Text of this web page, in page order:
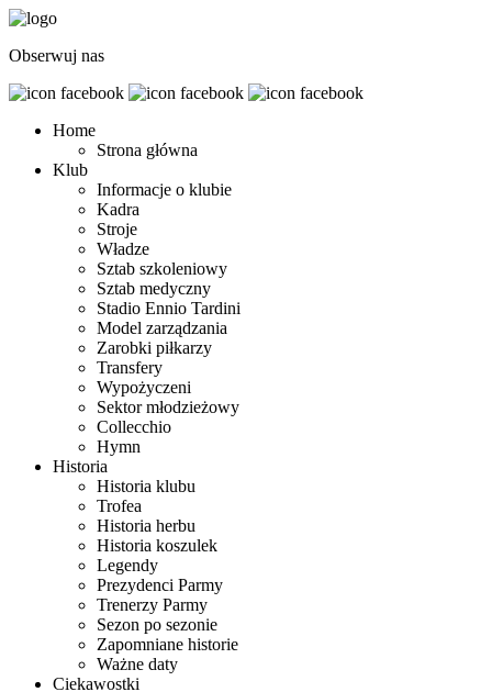
Obserwuj nas
Home
Strona główna
Klub
Informacje o klubie
Kadra
Stroje
Władze
Sztab szkoleniowy
Sztab medyczny
Stadio Ennio Tardini
Model zarządzania
Zarobki piłkarzy
Transfery
Wypożyczeni
Sektor młodzieżowy
Collecchio
Hymn
Historia
Historia klubu
Trofea
Historia herbu
Historia koszulek
Legendy
Prezydenci Parmy
Trenerzy Parmy
Sezon po sezonie
Zapomniane historie
Ważne daty
Ciekawostki